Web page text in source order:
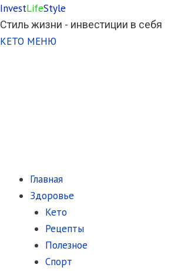
InvestLifeStyle
Стиль жизни - инвестиции в себя
КЕТО МЕНЮ
Главная
Здоровье
Кето
Рецепты
Полезное
Спорт